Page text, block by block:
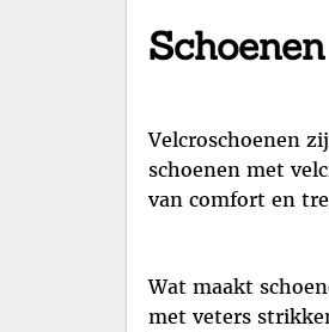
Velcroschoenen
schoenen met
van comfort en
Wat maakt
met veters